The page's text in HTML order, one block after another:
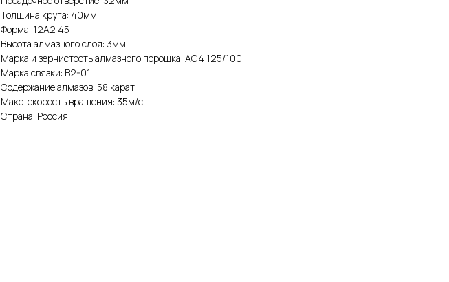
Толщина круга: 40мм
Форма: 12А2 45
Высота алмазного слоя: 3мм
Марка и зернистость алмазного порошка: АС4 125/100
Марка связки: В2-01
Содержание алмазов: 58 карат
Макс. скорость вращения: 35м/с
Страна: Россия